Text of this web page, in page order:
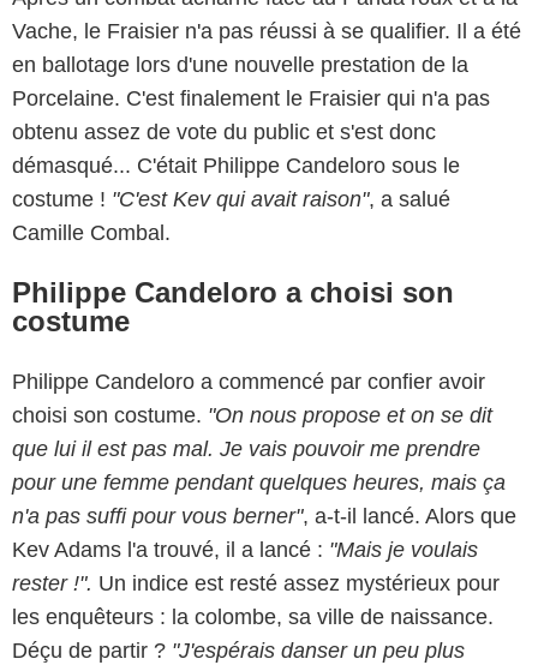
Vache, le Fraisier n'a pas réussi à se qualifier. Il a été
en ballotage lors d'une nouvelle prestation de la
Porcelaine. C'est finalement le Fraisier qui n'a pas
obtenu assez de vote du public et s'est donc
démasqué... C'était Philippe Candeloro sous le
costume ! "C'est Kev qui avait raison", a salué
Camille Combal.
Philippe Candeloro a choisi son
costume
Philippe Candeloro a commencé par confier avoir
choisi son costume. "On nous propose et on se dit
que lui il est pas mal. Je vais pouvoir me prendre
pour une femme pendant quelques heures, mais ça
n'a pas suffi pour vous berner", a-t-il lancé. Alors que
Kev Adams l'a trouvé, il a lancé : "Mais je voulais
rester !". Un indice est resté assez mystérieux pour
les enquêteurs : la colombe, sa ville de naissance.
Déçu de partir ? "J'espérais danser un peu plus